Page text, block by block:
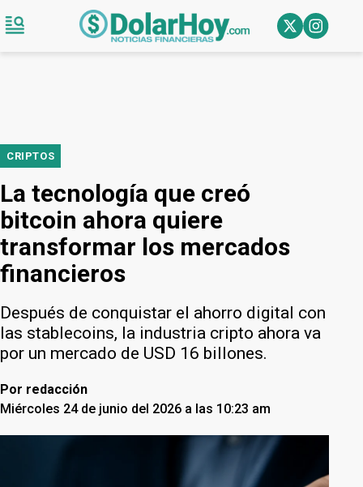
CRIPTOS
La tecnología que creó
bitcoin ahora quiere
transformar los mercados
financieros
Después de conquistar el ahorro digital con
las stablecoins, la industria cripto ahora va
por un mercado de USD 16 billones.
Por redacción
Miércoles 24 de junio del 2026 a las 10:23 am